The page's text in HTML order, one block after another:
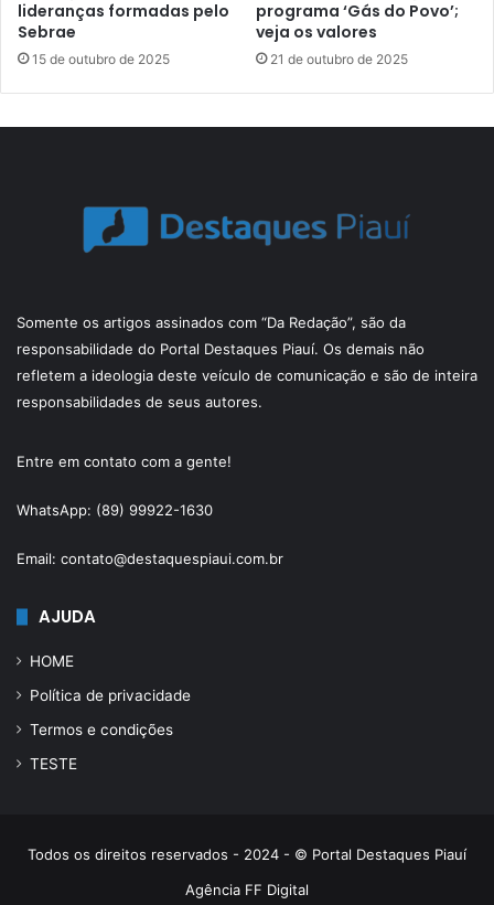
lideranças formadas pelo
Sebrae
15 de outubro de 2025
programa ‘Gás do Povo’;
veja os valores
21 de outubro de 2025
Somente os artigos assinados com “Da Redação”, são da
responsabilidade do Portal Destaques Piauí. Os demais não
refletem a ideologia deste veículo de comunicação e são de inteira
responsabilidades de seus autores.
Entre em contato com a gente!
WhatsApp: (89) 99922-1630
Email: contato@destaquespiaui.com.br
AJUDA
HOME
Política de privacidade
Termos e condições
TESTE
Todos os direitos reservados - 2024 - © Portal Destaques Piauí
Agência FF Digital